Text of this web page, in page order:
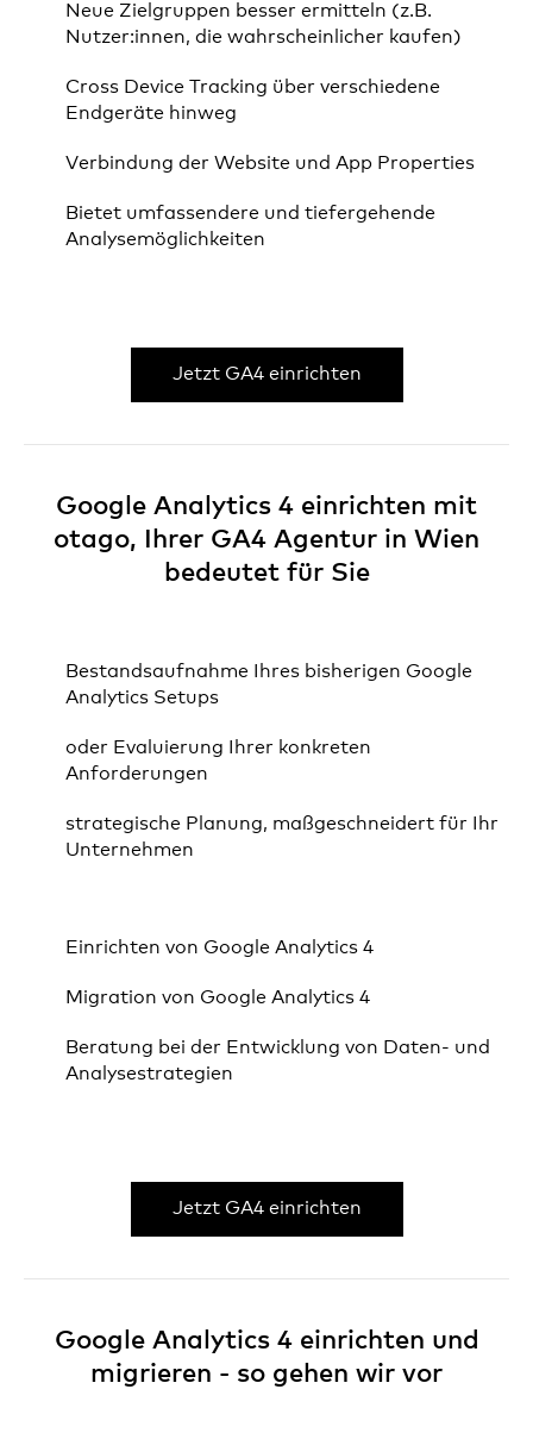
Neue Zielgruppen besser ermitteln (z.B.
Nutzer:innen, die wahrscheinlicher kaufen)
Cross Device Tracking über verschiedene
Endgeräte hinweg
Verbindung der Website und App Properties
Bietet umfassendere und tiefergehende
Analysemöglichkeiten
Jetzt GA4 einrichten
Google Analytics 4 einrichten mit
otago, Ihrer GA4 Agentur in Wien
bedeutet für Sie
Bestandsaufnahme Ihres bisherigen Google
Analytics Setups
oder Evaluierung Ihrer konkreten
Anforderungen
strategische Planung, maßgeschneidert für Ihr
Unternehmen
Einrichten von Google Analytics 4
Migration von Google Analytics 4
Beratung bei der Entwicklung von Daten- und
Analysestrategien
Jetzt GA4 einrichten
Google Analytics 4 einrichten und
migrieren - so gehen wir vor